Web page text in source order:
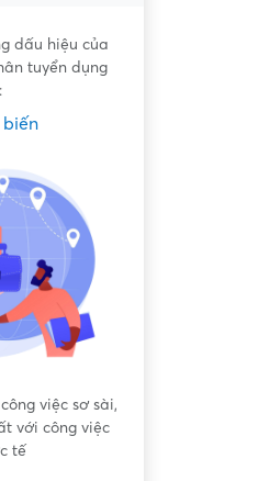
dấu hiệu của
tuyển dụng
biến
việc sơ sài,
với công việc
tế